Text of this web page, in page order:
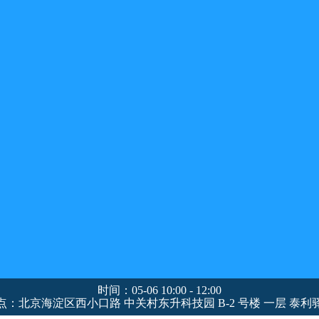
时间：05-06 10:00 - 12:00
：北京海淀区西小口路 中关村东升科技园 B-2 号楼 一层 泰利